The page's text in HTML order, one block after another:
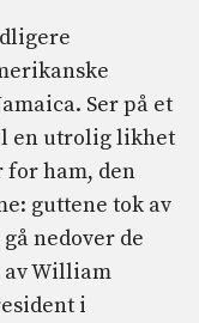
Ser på et
en utrolig likhet
for ham, den
guttene tok av
nedover de
av William
i